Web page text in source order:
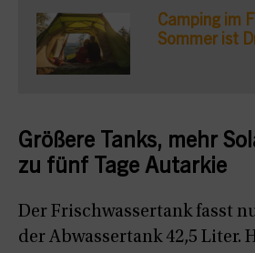
Camping im
Sommer ist
Größere Tanks, mehr
zu fünf Tage Autarkie
Der Frischwassertank fasst
der Abwassertank 42,5 Liter.